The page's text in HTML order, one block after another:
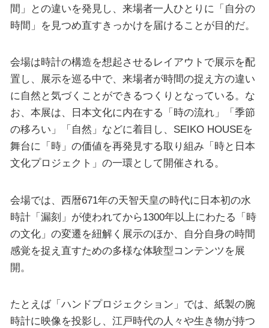
間」との違いを発見し、来場者一人ひとりに「自分の
時間」を見つめ直すきっかけを届けることが目的だ。
会場は時計の構造を想起させるレイアウトで展示を配
置し、展示を巡る中で、来場者が時間の捉え方の違い
に自然と気づくことができるつくりとなっている。な
お、本展は、日本文化に内在する「時の流れ」「季節
の移ろい」「自然」などに着目し、SEIKO HOUSEを
舞台に「時」の価値を再発見する取り組み「時と日本
文化プロジェクト」の一環として開催される。
会場では、西暦671年の天智天皇の時代に日本初の水
時計「漏刻」が使われてから1300年以上にわたる「時
の文化」の変遷を紐解く展示のほか、自分自身の時間
感覚を捉え直すための多様な体験型コンテンツを展
開。
たとえば「ハンドプロジェクション」では、紙製の腕
時計に映像を投影し、江戸時代の人々や生き物が持つ